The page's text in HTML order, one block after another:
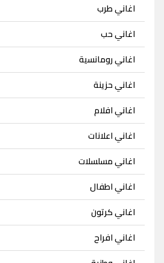
اغاني طرب
اغاني حب
اغاني رومانسية
اغاني حزينة
اغاني افلام
اغاني اعلانات
اغاني مسلسلات
اغاني اطفال
اغاني كرتون
اغاني افراح